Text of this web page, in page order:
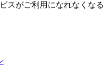
スがご利用になれなくなる